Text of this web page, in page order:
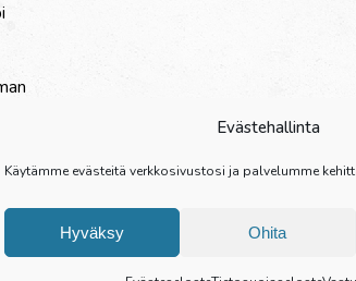
Evästehallinta
Käytämme evästeitä verkkosivustosi ja palvelumme
Hyväksy Ohita